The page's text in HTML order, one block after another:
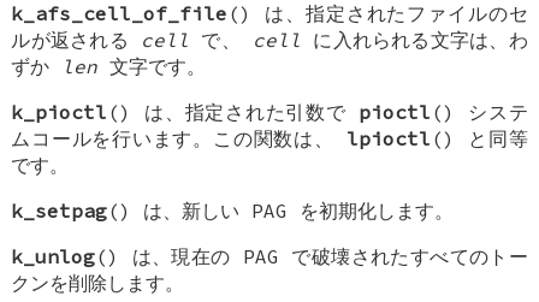
k_afs_cell_of_file () は、指定されたファイルのセ
ルが返される cell で、 cell に入れられる文字は、わ
ずか
len 文字です。
k_pioctl () は、指定された引数で pioctl () システ
ムコールを行います。この関数は、 lpioctl () と同等
です。
k_setpag() は、新しい PAG を初期化します。
k_unlog() は、現在の PAG で破壊されたすべてのトー
クンを削除します。